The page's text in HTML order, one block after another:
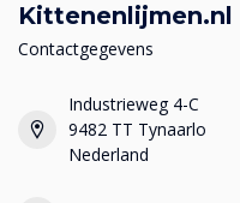
Kittenenlijmen.nl
Contactgegevens
Industrieweg 4-C
9482 TT Tynaarlo
Nederland